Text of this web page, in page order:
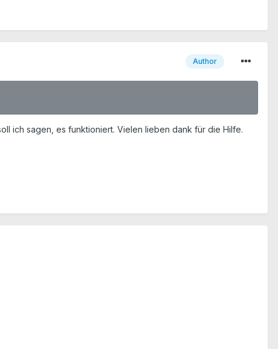
Author
ich sagen, es funktioniert. Vielen lieben dank für die Hilfe.